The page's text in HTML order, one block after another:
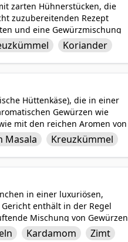
zarten Hühnerstücken, die
zuzubereitenden Rezept
und eine Gewürzmischung
um eine reiche und
gekocht, bis es
mit Reis oder Brot für eine
Koriander
Hüttenkäse), die in einer
Gewürzen wie
mit den reichen Aromen von
Option, die eine perfekte
bietet, die ein
Masala
Kreuzkümmel
in einer luxuriösen,
enthält in der Regel
Mischung von Gewürzen
Kombination
Kardamom Zimt